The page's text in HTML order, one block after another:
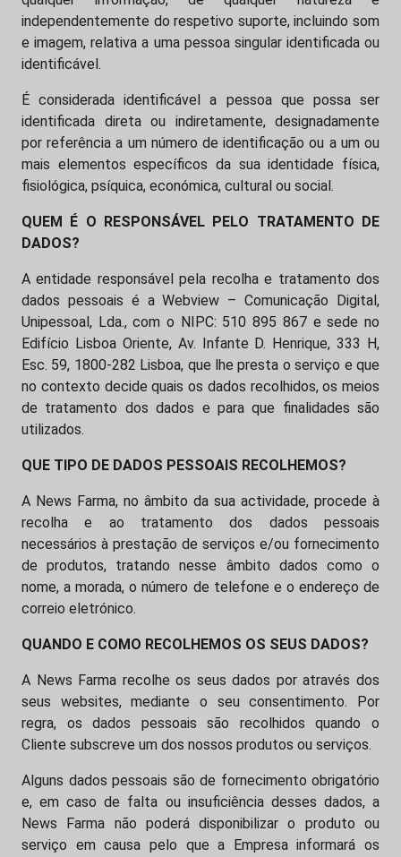
independentemente do respetivo suporte, incluindo som
e imagem, relativa a uma pessoa singular identificada ou
identificável.
É considerada identificável a pessoa que possa ser
identificada direta ou indiretamente, designadamente
por referência a um número de identificação ou a um ou
mais elementos específicos da sua identidade física,
fisiológica, psíquica, económica, cultural ou social.
QUEM É O RESPONSÁVEL PELO TRATAMENTO DE
DADOS?
A entidade responsável pela recolha e tratamento dos
dados pessoais é a Webview – Comunicação Digital,
Unipessoal, Lda., com o NIPC: 510 895 867 e sede no
Edifício Lisboa Oriente, Av. Infante D. Henrique, 333 H,
Esc. 59, 1800-282 Lisboa, que lhe presta o serviço e que
no contexto decide quais os dados recolhidos, os meios
de tratamento dos dados e para que finalidades são
utilizados.
QUE TIPO DE DADOS PESSOAIS RECOLHEMOS?
A News Farma, no âmbito da sua actividade, procede à
recolha e ao tratamento dos dados pessoais
necessários à prestação de serviços e/ou fornecimento
de produtos, tratando nesse âmbito dados como o
nome, a morada, o número de telefone e o endereço de
correio eletrónico.
QUANDO E COMO RECOLHEMOS OS SEUS DADOS?
A News Farma recolhe os seus dados por através dos
seus websites, mediante o seu consentimento. Por
regra, os dados pessoais são recolhidos quando o
Cliente subscreve um dos nossos produtos ou serviços.
Alguns dados pessoais são de fornecimento obrigatório
e, em caso de falta ou insuficiência desses dados, a
News Farma não poderá disponibilizar o produto ou
serviço em causa pelo que a Empresa informará os